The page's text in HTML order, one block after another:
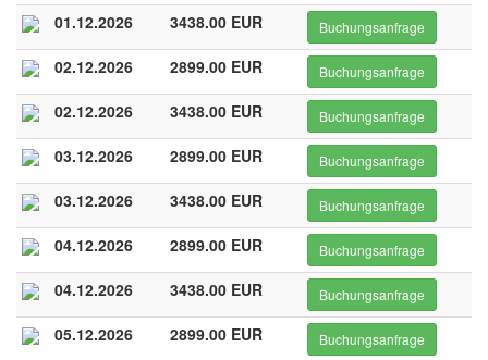
01.12.2026 3438.00 EUR Buchungsanfrage
02.12.2026 2899.00 EUR Buchungsanfrage
02.12.2026 3438.00 EUR Buchungsanfrage
03.12.2026 2899.00 EUR Buchungsanfrage
03.12.2026 3438.00 EUR Buchungsanfrage
04.12.2026 2899.00 EUR Buchungsanfrage
04.12.2026 3438.00 EUR Buchungsanfrage
05.12.2026 2899.00 EUR Buchungsanfrage